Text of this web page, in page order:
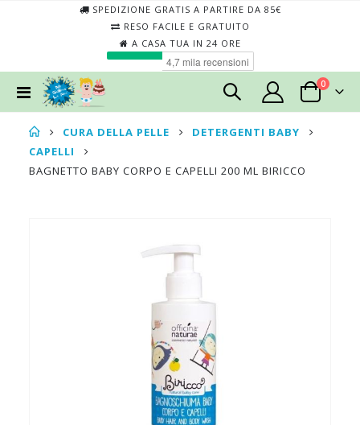
SPEDIZIONE GRATIS A PARTIRE DA 85€
RESO FACILE E GRATUITO
A CASA TUA IN 24 ORE
Toggle
Nav
Cart
0elementi
CURA DELLA PELLE
DETERGENTI BABY
CAPELLI
BAGNETTO BABY CORPO E CAPELLI 200 ML BIRICCO